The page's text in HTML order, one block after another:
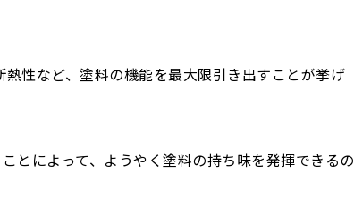
性など、塗料の機能を最大限引き出すことが挙げ
とによって、ようやく塗料の持ち味を発揮できるの